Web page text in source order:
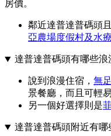
房價。
鄰近達普達普碼頭
亞農場度假村及水
達普達普碼頭有哪些浪
說到浪漫住宿， 無
景餐廳，而且可輕
另一個好選擇則是
達普達普碼頭附近有哪